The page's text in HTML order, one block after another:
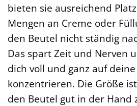
bieten sie ausreichend
Mengen an Creme oder
den Beutel nicht ständig
Das spart Zeit und Nerven
dich voll und ganz auf
konzentrieren. Die Größe
den Beutel gut in der Hand